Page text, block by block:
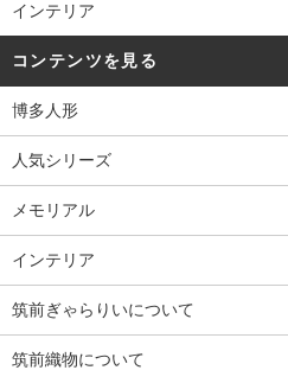
インテリア
コンテンツを見る
博多人形
人気シリーズ
メモリアル
インテリア
筑前ぎゃらりいについて
筑前織物について